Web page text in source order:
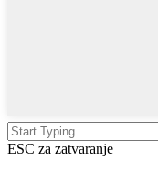
ESC za zatvaranje